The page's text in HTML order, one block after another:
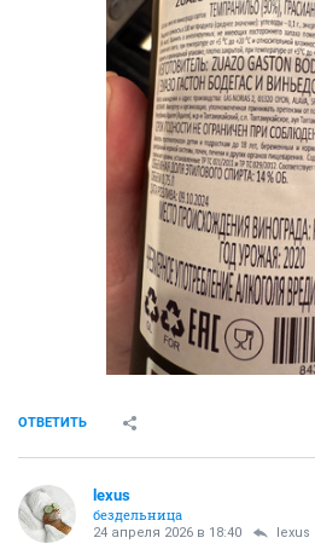
ОТВЕТИТЬ
lexus
бездельница
24 апреля 2026 в 18:40 lexus